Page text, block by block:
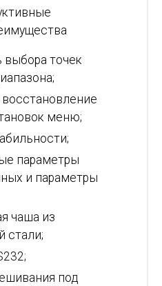
точек
меню;
параметры
и параметры
чаша из
стали;
под